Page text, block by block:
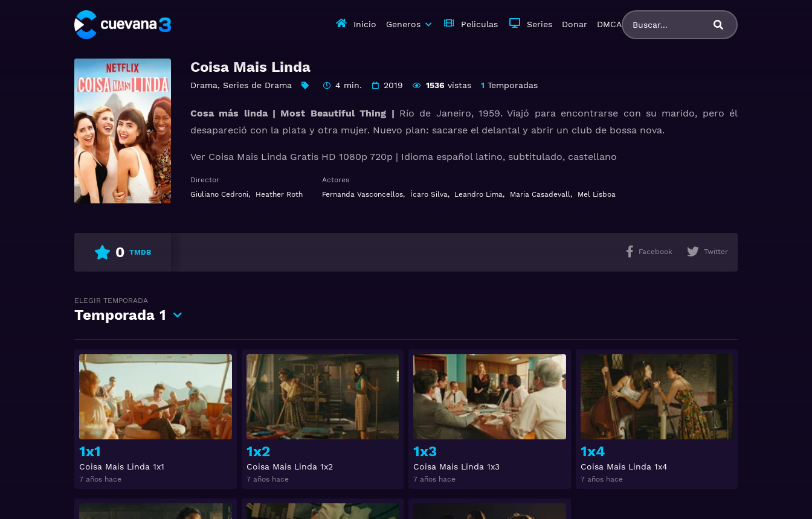
Inicio Generos Peliculas Series Donar DMCA
Coisa Mais Linda
Drama, Series de Drama 4 min. 2019 1536 vistas 1Temporadas
Cosa más linda | Most Beautiful Thing | Río de Janeiro, 1959. Viajó para encontrarse con su marido, pero él
desapareció con la plata y otra mujer. Nuevo plan: sacarse el delantal y abrir un club de bossa nova.
Ver Coisa Mais Linda Gratis HD 1080p 720p | Idioma español latino, subtitulado, castellano
Director
Giuliano Cedroni, Heather Roth
Actores
Fernanda Vasconcellos, Ícaro Silva, Leandro Lima, Maria Casadevall, Mel Lisboa
0 TMDB Facebook Twitter
ELEGIR TEMPORADA
Temporada 1
1x1
Coisa Mais Linda 1x1
7 años hace
Ver
1x2
Coisa Mais Linda 1x2
7 años hace
Ver
1x3
Coisa Mais Linda 1x3
7 años hace
1x4
Coisa Mais Linda 1x4
7 años hace
Ver